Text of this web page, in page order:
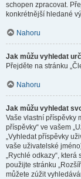
schopen zpracovat.
konkrétnější hledané
Nahoru
Jak můžu vyhledat
Přejděte na stránku
Nahoru
Jak můžu vyhledat
Vaše vlastní příspěvky
příspěvky“ ve vašem
„Vyhledat příspěvky
vaše uživatelské
„Rychlé odkazy“,
použijte stránku
můžete zúžit